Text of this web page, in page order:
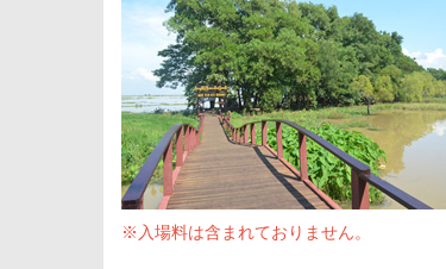
※入場料は含まれておりません。